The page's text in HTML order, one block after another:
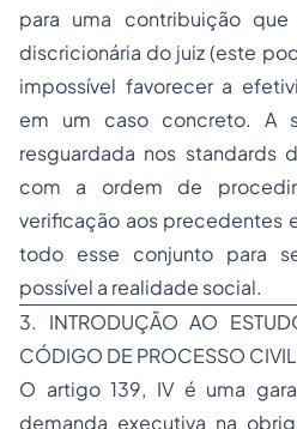
para uma contribuição
discricionária do juiz (este
impossível favorecer a
em um caso concreto. A
resguardada nos standards
com a ordem de
verificação aos precedentes
todo esse conjunto para
possível a realidade social.
3. INTRODUÇÃO AO
CÓDIGO DE PROCESSO
O artigo 139, IV é uma
demanda executiva na